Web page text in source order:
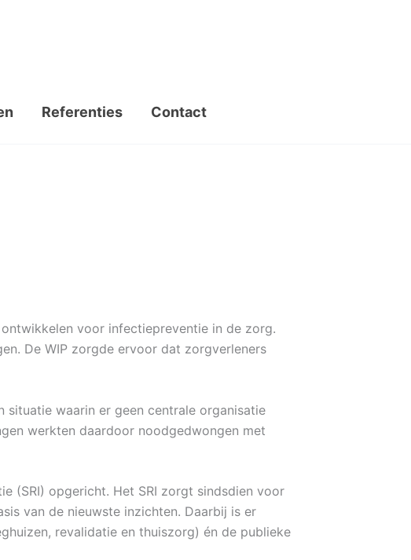
Referenties Contact
voor infectiepreventie in de zorg.
De WIP zorgde ervoor dat zorgverleners
situatie waarin er geen centrale organisatie
werkten daardoor noodgedwongen met
(SRI) opgericht. Het SRI zorgt sindsdien voor
van de nieuwste inzichten. Daarbij is er
revalidatie en thuiszorg) én de publieke